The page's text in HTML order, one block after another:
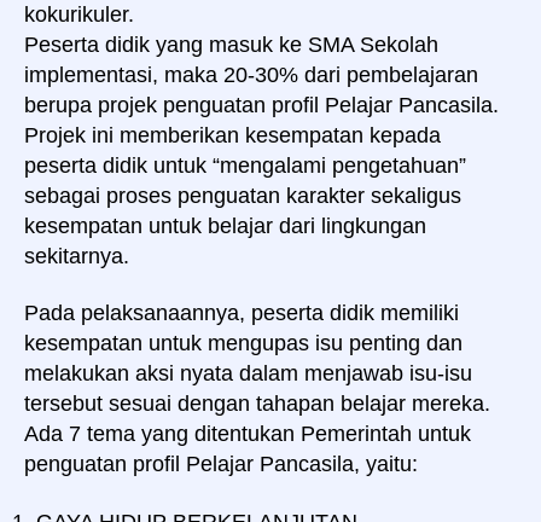
kokurikuler.
Peserta didik yang masuk ke SMA Sekolah
implementasi, maka 20-30% dari pembelajaran
berupa projek penguatan profil Pelajar Pancasila.
Projek ini memberikan kesempatan kepada
peserta didik untuk “mengalami pengetahuan”
sebagai proses penguatan karakter sekaligus
kesempatan untuk belajar dari lingkungan
sekitarnya.
Pada pelaksanaannya, peserta didik memiliki
kesempatan untuk mengupas isu penting dan
melakukan aksi nyata dalam menjawab isu-isu
tersebut sesuai dengan tahapan belajar mereka.
Ada 7 tema yang ditentukan Pemerintah untuk
penguatan profil Pelajar Pancasila, yaitu: